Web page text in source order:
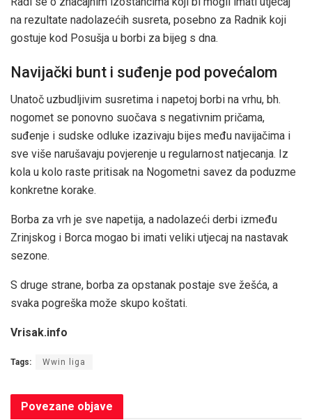
na rezultate nadolazećih susreta, posebno za Radnik koji
gostuje kod Posušja u borbi za bijeg s dna.
Navijački bunt i suđenje pod povećalom
Unatoč uzbudljivim susretima i napetoj borbi na vrhu, bh.
nogomet se ponovno suočava s negativnim pričama,
suđenje i sudske odluke izazivaju bijes među navijačima i
sve više narušavaju povjerenje u regularnost natjecanja. Iz
kola u kolo raste pritisak na Nogometni savez da poduzme
konkretne korake.
Borba za vrh je sve napetija, a nadolazeći derbi između
Zrinjskog i Borca mogao bi imati veliki utjecaj na nastavak
sezone.
S druge strane, borba za opstanak postaje sve žešća, a
svaka pogreška može skupo koštati.
Vrisak.info
Tags: Wwin liga
Povezane objave